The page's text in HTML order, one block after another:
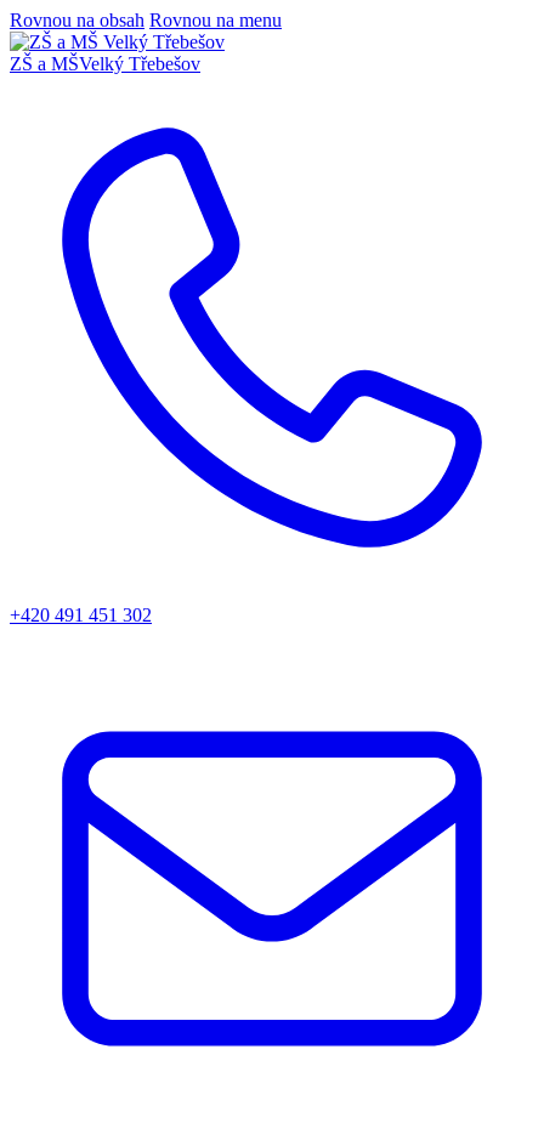
Rovnou na obsah Rovnou na menu
ZŠ a MŠVelký Třebešov
+420 491 451 302